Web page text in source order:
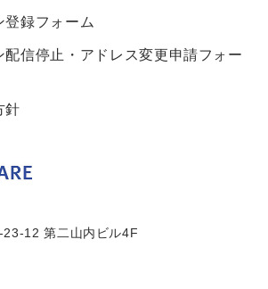
登録フォーム
配信停止・アドレス変更申請フォー
針
12 第二山内ビル4F